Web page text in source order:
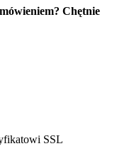
Chętnie
SSL